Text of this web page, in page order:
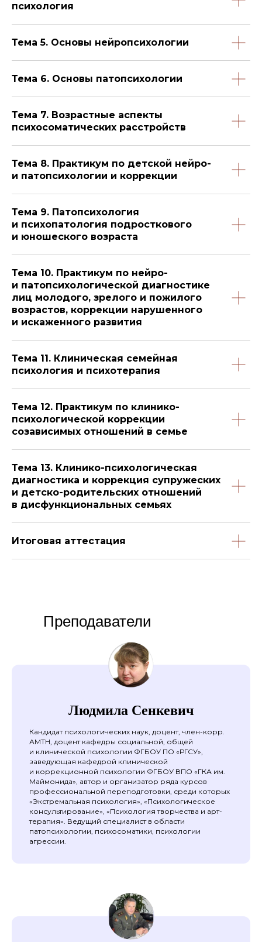
психология
Тема 5. Основы нейропсихологии
Тема 6. Основы патопсихологии
Тема 7. Возрастные аспекты
психосоматических расстройств
Тема 8. Практикум по детской нейро-
и патопсихологии и коррекции
Тема 9. Патопсихология
и психопатология подросткового
и юношеского возраста
Тема 10. Практикум по нейро-
и патопсихологической диагностике
лиц молодого, зрелого и пожилого
возрастов, коррекции нарушенного
и искаженного развития
Тема 11. Клиническая семейная
психология и психотерапия
Тема 12. Практикум по клинико-
психологической коррекции
созависимых отношений в семье
Тема 13. Клинико-психологическая
диагностика и коррекция супружеских
и детско-родительских отношений
в дисфункциональных семьях
Итоговая аттестация
Преподаватели
Людмила Сенкевич
Кандидат психологических наук, доцент, член-корр.
АМТН, доцент кафедры социальной, общей
и клинической психологии ФГБОУ ПО «РГСУ»,
заведующая кафедрой клинической
и коррекционной психологии ФГБОУ ВПО «ГКА им.
Маймонида», автор и организатор ряда курсов
профессиональной переподготовки, среди которых
«Экстремальная психология», «Психологическое
консультирование», «Психология творчества и арт-
терапия». Ведущий специалист в области
патопсихологии, психосоматики, психологии
агрессии.